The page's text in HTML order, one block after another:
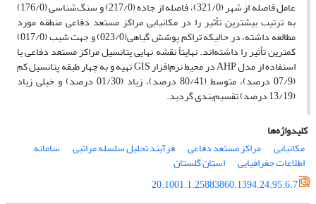
عامل فاصله از شهر (321/0)، فاصله از جاده (217/0) و سنگ‌شناسی (176/0)
به ترتیب بیشترین تأثیر را در مکانیابی مراکز مستعد دفاعی منطقه مورد
مطالعه داشته، در حالیکه تراکم پوشش گیاهی(023/0) و جهت شیب (017/0)
کمترین تأثیر را داشته‌اند. نهایتاً نقشه نهایی پتانسیل مراکز مستعد دفاعی با
استفاده از مدل AHP در محیط نرم‌افزار GIS تهیه و به چهار طبقه پتانسیل کم
(07/9 درصد)، متوسط (80/41 درصد)، زیاد (01/30 درصد) و خیلی زیاد
(13/19 درصد) تقسیم‌بندی گردید.
کلیدواژه‌ها
مکانیابی
مراکز مستعد دفاعی فرآیند تحلیل سلسله مراتبی سامانه
اطلاعات جغرافیایی
استان گلستان
20.1001.1.25883860.1394.24.95.6.7